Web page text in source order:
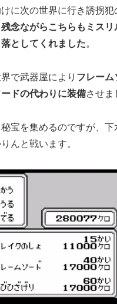
に次の世界に行き誘拐
残念ながらこちらもミスリ
としてくれました。
で武器屋により フレーム
ドの代わりに装備させま
宝を集めるのですが、下
んと戦います。